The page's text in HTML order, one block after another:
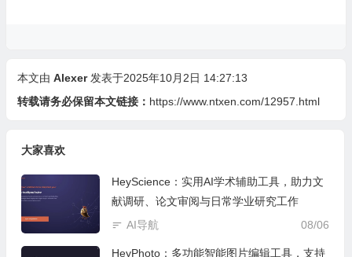
本文由 Alexer 发表于2025年10月2日 14:27:13
转载请务必保留本文链接： https://www.ntxen.com/12957.html
大家喜欢
HeyScience：实用AI学术辅助工具，助力文
献调研、论文审阅与日常学业研究工作
08/06
AI导航
HeyPhoto：多功能智能图片编辑工具，支持